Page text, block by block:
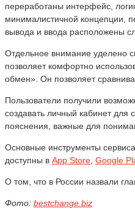
переработаны интерфейс,
минималистичной концепции,
вывода и ввода расположены
Отдельное внимание уделено
позволяет комфортно
обмен». Он позволяет
Пользователи получили
создавать личный кабинет
пояснения, важные для
Основные инструменты
доступны в App Store Google
О том, что в России назвали
Фото: bestchange.biz